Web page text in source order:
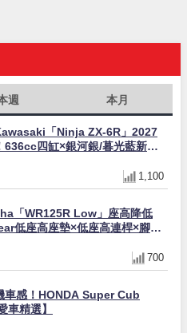
週 本月
「Ninja ZX-6R」2027
636cc四缸×銀河銀/暮光藍新色
1,100
「WR125R Low」座高降低
低座高座墊×低座高連桿×腳踏
700
車感！HONDA Super Cub
車精選】